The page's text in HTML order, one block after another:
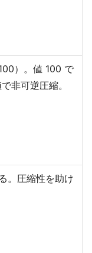
）。値 100 で
非可逆圧縮。
。圧縮性を助け